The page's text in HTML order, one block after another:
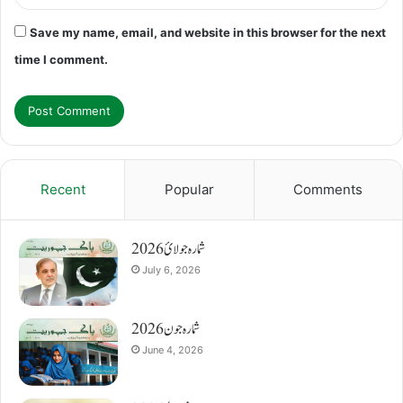
Save my name, email, and website in this browser for the next
time I comment.
Recent Popular Comments
شمارہ جولائ 2026
July 6, 2026
شمارہ جون 2026
June 4, 2026